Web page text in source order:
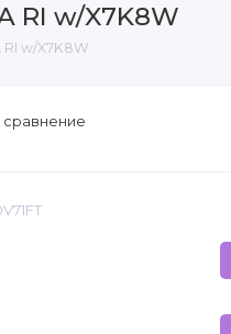
RI w/X7K8W
RI w/X7K8W
сравнение